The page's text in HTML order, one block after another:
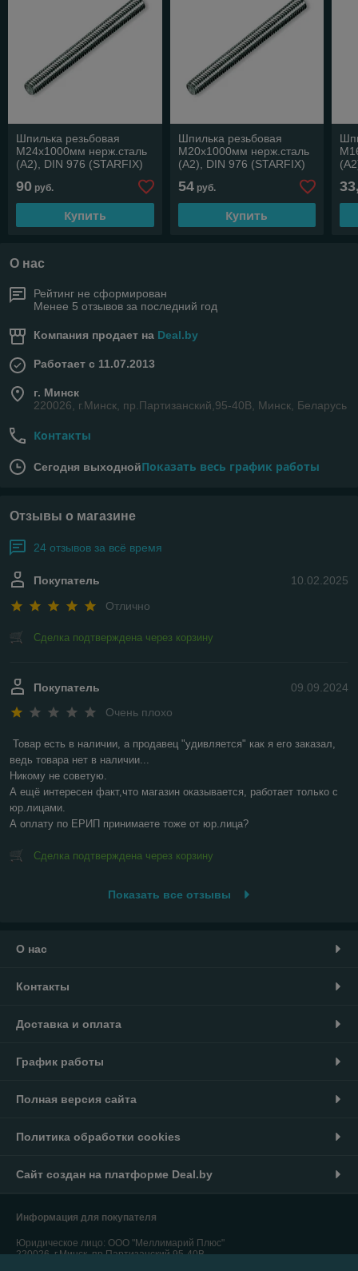
Шпилька резьбовая
М24х1000мм нерж.сталь
(А2), DIN 976 (STARFIX)
90 руб.
Купить
Шпилька резьбовая
М20х1000мм нерж.сталь
(А2), DIN 976 (STARFIX)
54руб.
Купить
О нас
Рейтинг не сформирован
Менее 5 отзывов за последний год
Компания продает на Deal.by
Работает с 11.07.2013
г. Минск
220026, г.Минск, пр.Партизанский,95-40В, Минск, Беларусь
Контакты
Сегодня выходнойПоказать весь график работы
Отзывы о магазине
24 отзывов за всё время
10.02.2025
Покупатель
Отлично
Сделка подтверждена через корзину
09.09.2024
Покупатель
Очень плохо
Товар есть в наличии, а продавец "удивляется" как я его заказал,
ведь товара нет в наличии...
Никому не советую.
А ещё интересен факт,что магазин оказывается, работает только с
юр.лицами.
А оплату по ЕРИП принимаете тоже от юр.лица?
Сделка подтверждена через корзину
Показать все отзывы
О нас
Контакты
Доставка и оплата
График работы
Полная версия сайта
Политика обработки cookies
Сайт создан на платформе Deal.by
Информация для покупателя
Юридическое лицо: ООО "Меллимарий Плюс"
220026, г.Минск, пр.Партизанский,95-40В